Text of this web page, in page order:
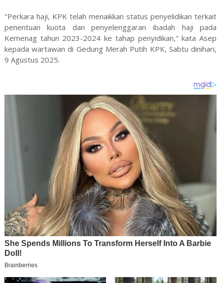
"Perkara haji, KPK telah menaikkan status penyelidikan terkait
penentuan kuota dan penyelenggaran ibadah haji pada
Kemenag tahun 2023-2024 ke tahap penyidikan," kata Asep
kepada wartawan di Gedung Merah Putih KPK, Sabtu dinihari,
9 Agustus 2025.